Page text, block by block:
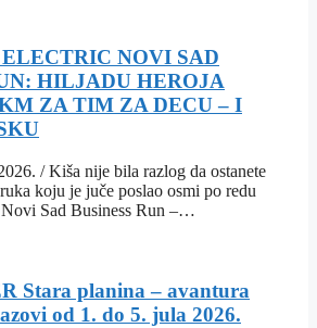
NOVI SAD
HILJADU HEROJA
ZA TIM ZA DECU – I
/ Kiša nije bila razlog da ostanete
koju je juče poslao osmi po redu
Sad Business Run –…
Stara planina – avantura
od 1. do 5. jula 2026.